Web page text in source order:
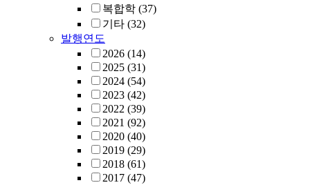
복합학 (37)
기타 (32)
발행연도
2026 (14)
2025 (31)
2024 (54)
2023 (42)
2022 (39)
2021 (92)
2020 (40)
2019 (29)
2018 (61)
2017 (47)